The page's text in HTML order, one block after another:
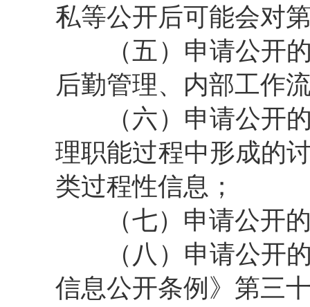
私等公开后可能会对
（五）申请公开的
后勤管理、内部工作
（六）申请公开的
理职能过程中形成的
类过程性信息；
（七）申请公开的
（八）申请公开的
信息公开条例》第三